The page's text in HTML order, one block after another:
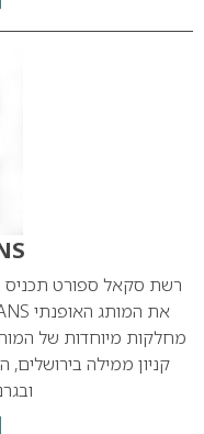
מחלקות מיוחדות של
קניון ממילה בירושלים,